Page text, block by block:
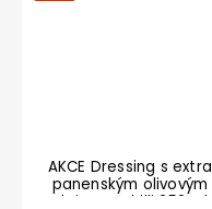
AKCE Dressing s extra
panenským olivovým
olejem a chilli 250 ml